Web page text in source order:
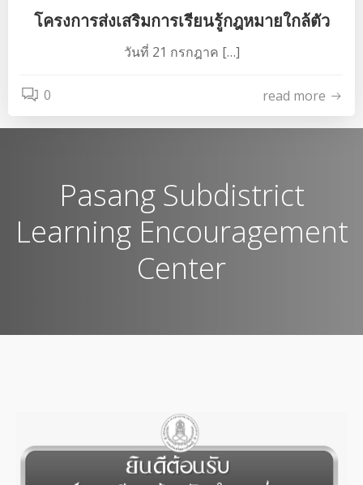
โครงการส่งเสริมการเรียนรู้กฎหมายใกล้ตัว
วันที่ 21 กรกฎาค […]
0 read more
Pasang Subdistrict
Learning Encouragement
Center